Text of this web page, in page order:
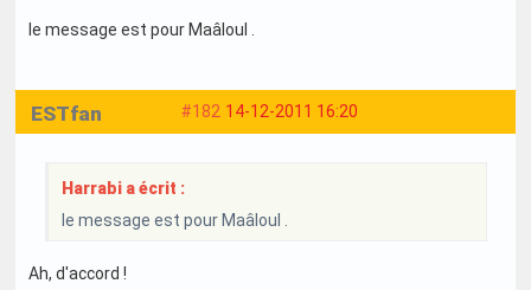
le message est pour Maâloul .
#182 14-12-2011 16:20
ESTfan
Harrabi a écrit :
le message est pour Maâloul .
Ah, d'accord !